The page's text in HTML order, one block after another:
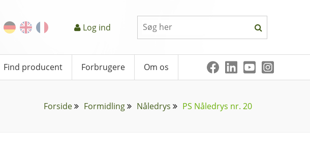
Log ind
Find producent Forbrugere Om os
Forside Formidling Nåledrys PS Nåledrys nr. 20